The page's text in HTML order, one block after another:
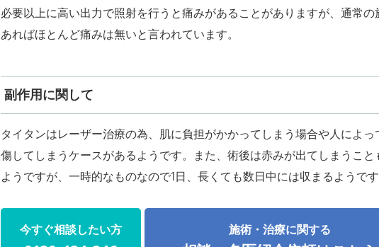
必要以上に高い出力で照射を行うと痛みがあることがありますが、通常の
あればほとんど痛みは無いと言われています。
副作用に関して
タイタンはレーザー治療の為、肌に負担がかかってしまう場合や人によっ
傷してしまうケースがあるようです。また、術後は赤みが出てしまうこと
ようですが、一時的なものなので1日、長くても数日中には収まるようです
今すぐ相談したい方 施術・治療に関する